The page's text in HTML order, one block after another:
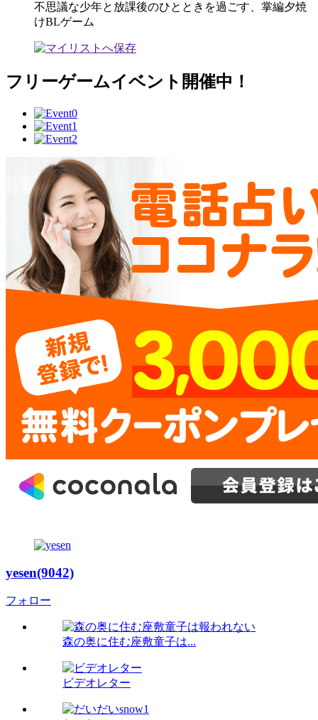
不思議な少年と放課後のひとときを過ごす、掌編夕焼
けBLゲーム
フリーゲームイベント開催中！
yesen(9042)
フォロー
森の奥に住む座敷童子は...
ビデオレター